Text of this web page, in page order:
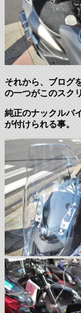
それから、ブログ
の一つがこのスク
純正のナックルバ
が付けられる事。